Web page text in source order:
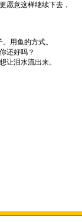
愿意这样继续下去，
用鱼的方式。
还好吗？
让泪水流出来。